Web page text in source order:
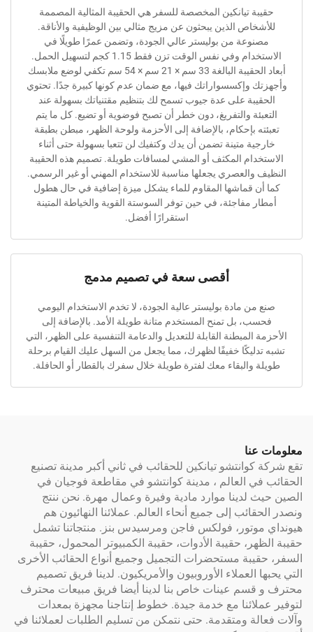
تيانكين المخصصة للسفر هي الحقيبة المثالية المصممة
الذين يبحثون عن مزيج مثالي بين الوظيفية والأناقة.
من بوليستر عالي الجودة، وتضمن عمرًا طويلًا في
الاستخدام وفي نفس الوقت تزن فقط 1.15 كجم لتسهيل الحمل.
أبعاد الحقيبة البالغة 33 سم × 21 سم × 54 سم تكفي لوضع ملابسك
وإكسسواراتك فيها، مع ضمان عدم كونها كبيرة جدًا. تحتوي
على عدة جيوب تسمح لك بتنظيم مقتنياتك بسهولة عند
والتفريغ، دون خطر أن تصبح فوضوية أو تضيع. كل ما يتم
بإحكام، بالإضافة إلى الأحزمة ولوحة الظهر، مبطن بطبقة
متينة تضمن أن يدك وكتفيك لن تتعبا بسهولة حتى أثناء
المكثف أو المشي لمسافات طويلة. تصميم هذه الحقيبة
يجعلها مناسبة للاستخدام المهني أو غير الرسمي.
قماشها المقاوم للماء يشكل ميزة إضافية في حال هطول
مفاجئة، في حين توفر السوستة القوية والخياطة المتينة
استقرارًا أفضل.
أقصى سعة في تصميم مدمج
مادة بوليستر عالية الجودة، لا تخدم الاستخدام اليومي
بل تمنح المستخدم متانة طويلة الأمد. بالإضافة إلى
القابلة للتعديل والدعامة التنفسية على الظهر، التي
خفيفًا لظهرك، مما يجعل من السهل عليك القيام برحلة
معك لفترة طويلة خلال سفرك بالقطار أو الحافلة.
تيانكين للحقائب في ثاني أكبر مدينة تصنيع
العالم ، مدينة كوانتشو في مقاطعة فوجيان في
موارد مادية وفيرة وعمال مهرة. نحن ننتج
إلى جميع أنحاء العالم. عملائنا النهائيون هم
فولكس فاجن ومرسيدس بنز. منتجاتنا تشمل
حقيبة الأدوات، حقيبة الكمبيوتر المحمول، حقيبة
مستحضرات التجميل وجميع أنواع الحقائب الأخرى
الأوروبيون والأمريكيون. لدينا فريق تصميم
عينات خاص بنا لدينا أيضا فريق مبيعات محترف
مع خدمة جيدة. خطوط إنتاجنا مجهزة بمعدات
ومتقدمة. حتى نتمكن من تسليم الطلبات لعملائنا في